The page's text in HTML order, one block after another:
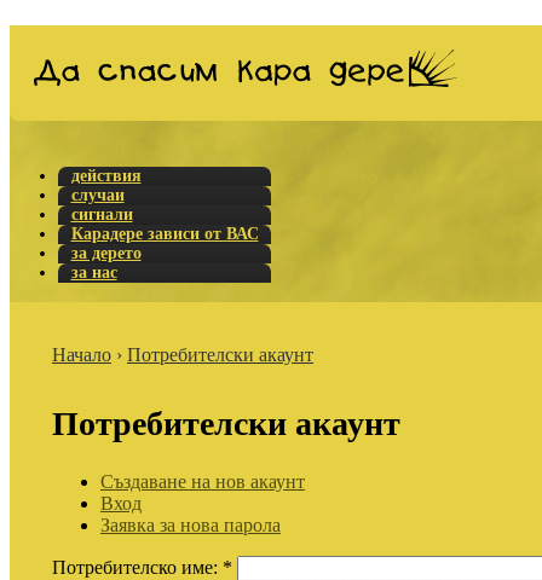
действия
случаи
сигнали
Карадере зависи от ВАС
за дерето
за нас
Начало › Потребителски акаунт
Потребителски акаунт
Създаване на нов акаунт
Вход
Заявка за нова парола
Потребителско име: *